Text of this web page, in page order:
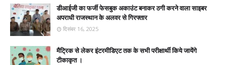
डीआईजी का फर्जी फेसबुक अकाउंट बनाकर ठगी करने वाला साइबर
अपराधी राजस्थान के अलवर से गिरफ्तार
दिसंबर 16, 2025
मैट्रिक से लेकर इंटरमीडिएट तक के सभी परीक्षार्थी किये जायेंगे
टीकाकृत ।